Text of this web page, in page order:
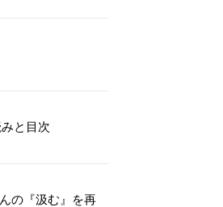
と目次
の『汲む』を再